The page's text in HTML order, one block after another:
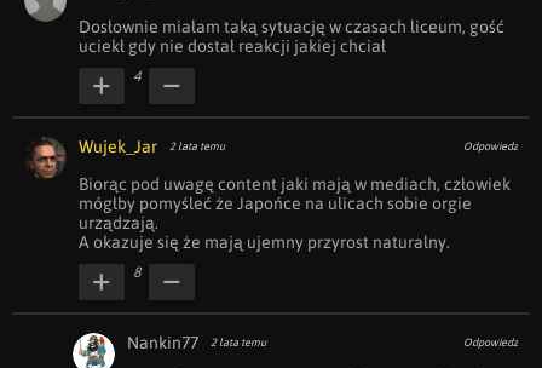
Dosłownie miałam taką sytuację w czasach liceum, gość
uciekł gdy nie dostał reakcji jakiej chciał
4
Wujek_Jar 2 lata temu Odpowiedz
Biorąc pod uwagę content jaki mają w mediach, człowiek
mógłby pomyśleć że Japońce na ulicach sobie orgie
urządzają.
A okazuje się że mają ujemny przyrost naturalny.
8
Nankin77 2 lata temu Odpowiedz